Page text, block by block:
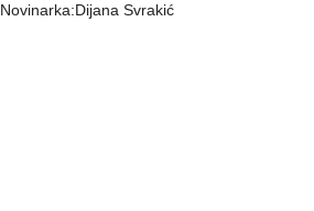
Novinarka:Dijana Svrakić